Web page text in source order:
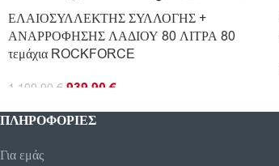
ΕΛΑΙΟΣΥΛΛΕΚΤΗΣ ΣΥΛΛΟΓΗΣ +
ΑΝΑΡΡΟΦΗΣΗΣ ΛΑΔΙΟΥ 80 ΛΙΤΡΑ 80
τεμάχια ROCKFORCE
1.199.90 € 939.90€
ΠΡΟΣΘΉΚΗ ΣΤΟ ΚΑΛΆΘΙ
ΠΛΗΡΟΦΟΡΊΕΣ
Για εμάς